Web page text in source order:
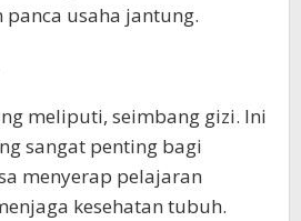
usaha jantung.
meliputi, seimbang gizi. Ini
sangat penting bagi
menyerap pelajaran
kesehatan tubuh.